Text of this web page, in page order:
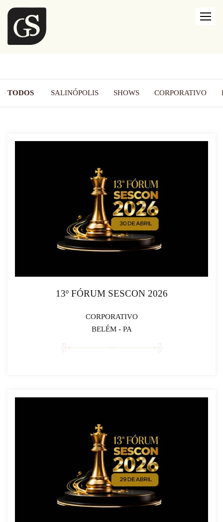
TODOS SALINÓPOLIS SHOWS CORPORATIVO
13º FÓRUM SESCON 2026
CORPORATIVO
BELÉM - PA